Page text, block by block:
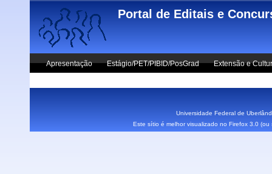
Skip to main content
Portal de Editais e
Apresentação Estágio/PET/PIBID/PosGrad Extensão e
Universidade Federal de
Este sítio é melhor visualizado no Firefox 3.0